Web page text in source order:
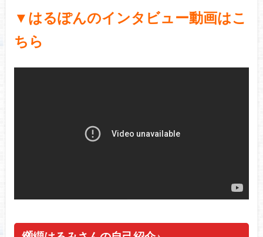
▼はるぽんのインタビュー動画はこ
ちら